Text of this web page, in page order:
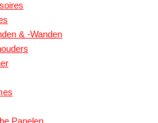
& -Wanden